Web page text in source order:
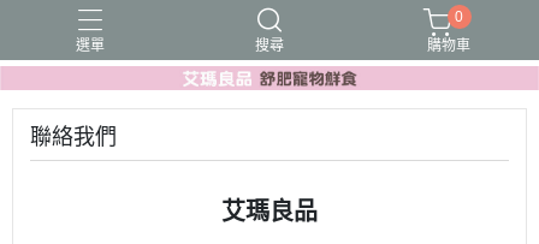
選單 搜尋
0
購物車
聯絡我們
艾瑪良品